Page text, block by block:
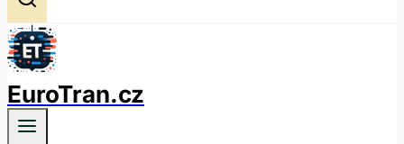
EuroTran.cz